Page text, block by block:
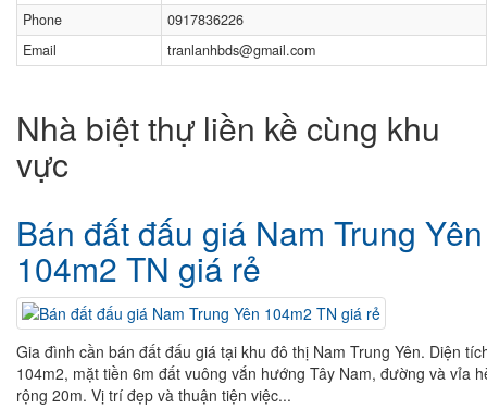
Phone
0917836226
Email
tranlanhbds@gmail.com
Nhà biệt thự liền kề cùng khu
vực
Bán đất đấu giá Nam Trung Yên
104m2 TN giá rẻ
Gia đình cần bán đất đấu giá tại khu đô thị Nam Trung Yên. Diện
104m2, mặt tiền 6m đất vuông vắn hướng Tây Nam, đường và vỉa
rộng 20m. Vị trí đẹp và thuận tiện việc...